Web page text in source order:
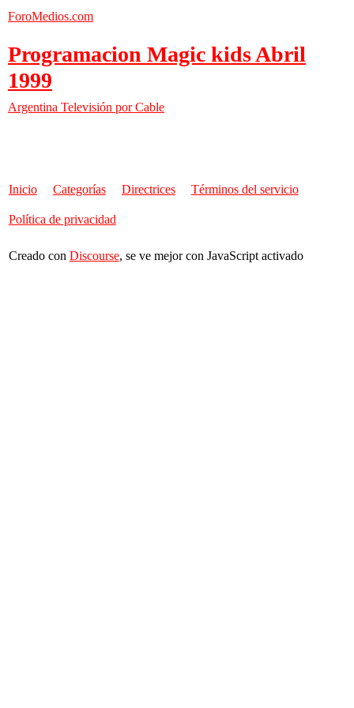
ForoMedios.com
Programacion Magic kids Abril
1999
Argentina Televisión por Cable
Inicio Categorías Directrices Términos del servicio
Política de privacidad
Creado con Discourse, se ve mejor con JavaScript activado